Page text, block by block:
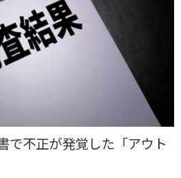
で不正が発覚した「アウト